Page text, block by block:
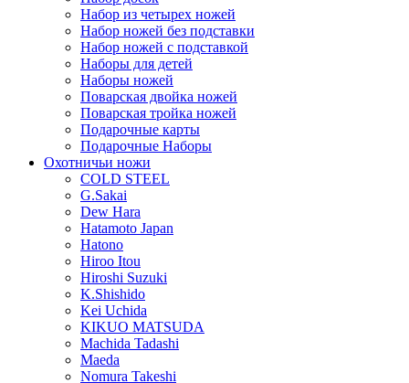
Набор из четырех ножей
Набор ножей без подставки
Набор ножей с подставкой
Наборы для детей
Наборы ножей
Поварская двойка ножей
Поварская тройка ножей
Подарочные карты
Подарочные Наборы
Охотничьи ножи
COLD STEEL
G.Sakai
Dew Hara
Hatamoto Japan
Hatono
Hiroo Itou
Hiroshi Suzuki
K.Shishido
Kei Uchida
KIKUO MATSUDA
Machida Tadashi
Maeda
Nomura Takeshi